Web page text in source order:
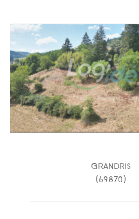
Grandris
(69870)
COUPS DE COEUR